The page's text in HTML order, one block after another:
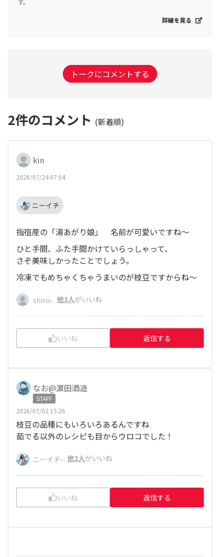
詳細を見る
トークにコメントする
2件のコメント (新着順)
kin
2026/07/24 07:04
ニーイチ
指宿産の「湯あがり娘」 名前が可愛いですね～
ひと手間、ふた手間かけていらっしゃって、
さぞ美味しかったことでしょう。
冷凍でもめちゃくちゃうまいのが枝豆ですからね～
shiro、 他3人がいいね
いいね 返信する
なお@濵田酒造
STAFF
2026/07/02 15:26
枝豆の品種にもいろいろあるんですね
茹でる以外のレシピも目からウロコでした！
ニーイチ、 他2人がいいね
いいね 返信する